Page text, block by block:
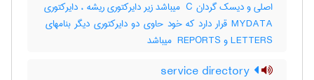
LETTERS و ‎ REPORTS میباشد